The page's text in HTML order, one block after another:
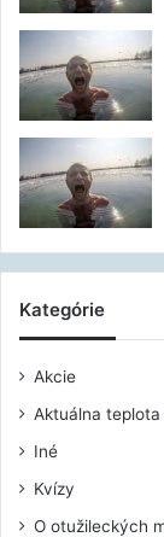
Kategórie
Akcie
Aktuálna
Iné
Kvízy
O otužileckých